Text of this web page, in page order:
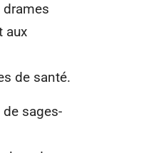
aux
de santé.
sages-